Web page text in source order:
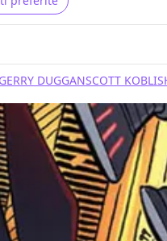
GERRY DUGGANSCOTT